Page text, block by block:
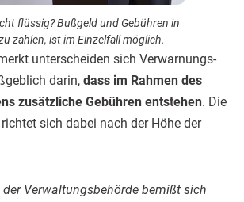
flüssig? Bußgeld und Gebühren in
zahlen, ist im Einzelfall möglich.
unterscheiden sich Verwarnungs-
darin, dass im Rahmen des
zusätzliche Gebühren entstehen. Die
sich dabei nach der Höhe der
der Verwaltungsbehörde bemißt sich